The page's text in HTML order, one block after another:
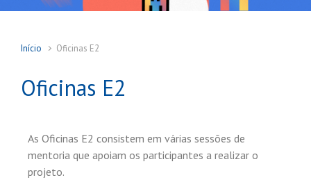
Início Oficinas E2
Oficinas E2
As Oficinas E2 consistem em várias sessões de
mentoria que apoiam os participantes a realizar o
projeto.